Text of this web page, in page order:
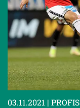
03.11.2021 | PROFIS